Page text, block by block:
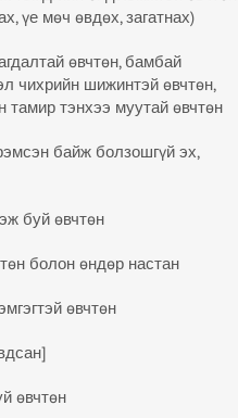
үе мөч өвдөх, загатнах)
өвчтөн, бамбай
чихрийн шижинтэй өвчтөн,
тамир тэнхээ муутай өвчтөн
байж болзошгүй эх,
буй өвчтөн
болон өндөр настан
өвчтөн
өвчтөн